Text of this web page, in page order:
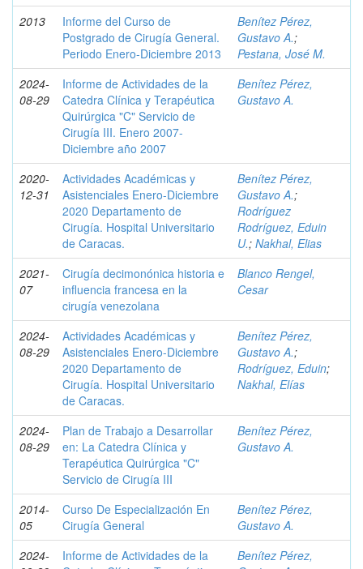
2013
Informe del Curso de
Postgrado de Cirugía General.
Periodo Enero-Diciembre 2013
Benítez Pérez,
Gustavo A.;
Pestana, José M.
2024-
08-29
Informe de Actividades de la
Catedra Clínica y Terapéutica
Quirúrgica "C" Servicio de
Cirugía III. Enero 2007-
Diciembre año 2007
Benítez Pérez,
Gustavo A.
2020-
12-31
Actividades Académicas y
Asistenciales Enero-Diciembre
2020 Departamento de
Cirugía. Hospital Universitario
de Caracas.
Benítez Pérez,
Gustavo A.;
Rodríguez
Rodríguez, Eduin
U.; Nakhal, Elias
2021-
07
Cirugía decimonónica historia e
influencia francesa en la
cirugía venezolana
Blanco Rengel,
Cesar
2024-
08-29
Actividades Académicas y
Asistenciales Enero-Diciembre
2020 Departamento de
Cirugía. Hospital Universitario
de Caracas.
Benítez Pérez,
Gustavo A.;
Rodríguez, Eduin;
Nakhal, Elías
2024-
08-29
Plan de Trabajo a Desarrollar
en: La Catedra Clínica y
Terapéutica Quirúrgica "C"
Servicio de Cirugía III
Benítez Pérez,
Gustavo A.
2014-
05
Curso De Especialización En
Cirugía General
Benítez Pérez,
Gustavo A.
2024-
Informe de Actividades de la
Benítez Pérez,